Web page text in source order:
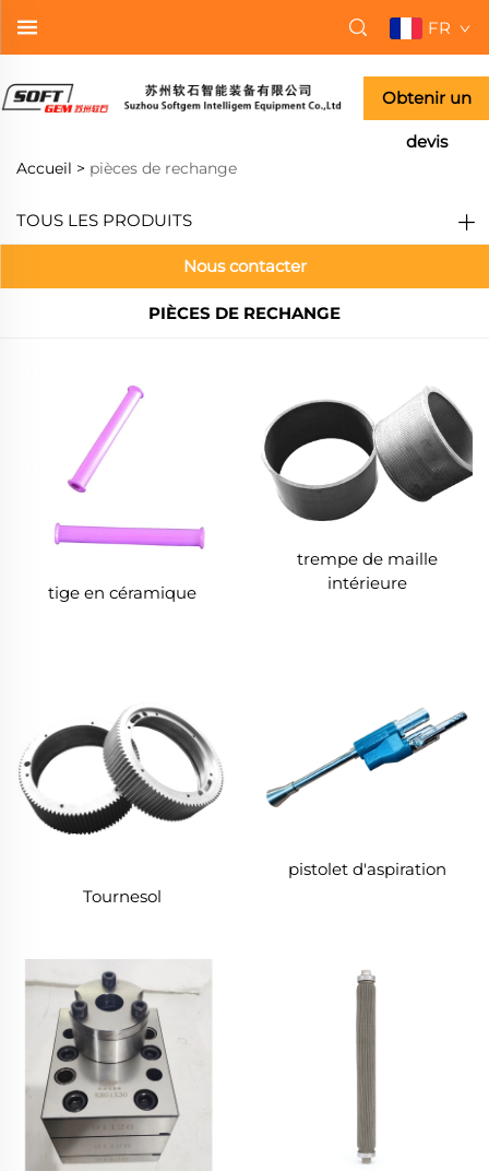
FR
Obtenir un
devis
Accueil > pièces de rechange
TOUS LES PRODUITS
Nous contacter
PIÈCES DE RECHANGE
tige en céramique
trempe de maille
intérieure
Tournesol
pistolet d'aspiration